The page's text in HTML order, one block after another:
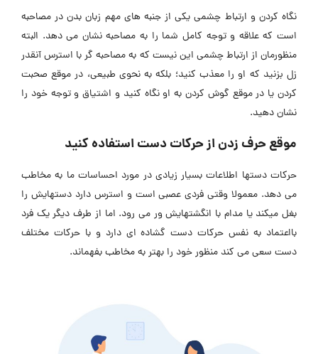
نگاه کردن و ارتباط چشمی یکی از جنبه های مهم زبان بدن در مصاحبه
است که علاقه و توجه کامل شما را به مصاحبه نشان می دهد. البته
منظورمان از ارتباط چشمی این نیست که به مصاحبه گر با استرس آنقدر
زل بزنید که او را معذب کنید؛ بلکه به نحوی طبیعی، در موقع صحبت
کردن یا در موقع گوش کردن به او نگاه کنید و اشتیاق و توجه خود را
نشان دهید.
موقع حرف زدن از حرکات دست استفاده کنید
حرکات دستها اطلاعات بسیار زیادی در مورد احساسات ما به مخاطب
می دهد. معمولا وقتی فردی عصبی است و استرس دارد دستهایش را
بغل میکند یا مدام با انگشتهایش ور می رود. اما از طرف دیگر یک فرد
بااعتماد به نفس حرکات دست گشاده ای دارد و با حرکات مختلف
دست سعی می کند منظور خود را بهتر به مخاطب بفهماند.